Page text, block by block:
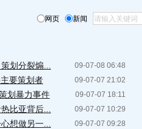
网页 新闻
09-07-08 06:48
划分裂煽...
09-07-07 21:02
要策划者
09-07-07 18:11
划暴力事件
09-07-07 10:29
比亚背后...
09-07-07 09:28
想做另一...